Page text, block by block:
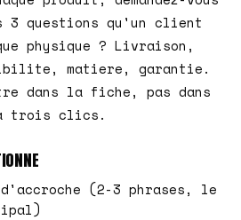
questions qu'un client
physique ? Livraison,
matiere, garantie.
dans la fiche, pas dans
a trois clics.
d'accroche (2-3 phrases, le